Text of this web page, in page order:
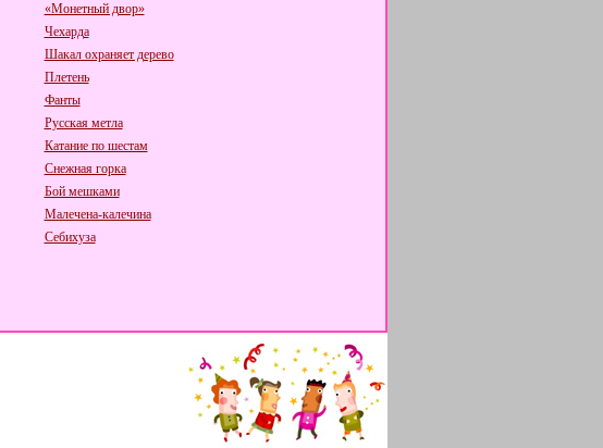
«Монетный двор»
Чехарда
Шакал охраняет дерево
Плетень
Фанты
Русская метла
Катание по шестам
Снежная горка
Бой мешками
Малечена-калечина
Себихуза